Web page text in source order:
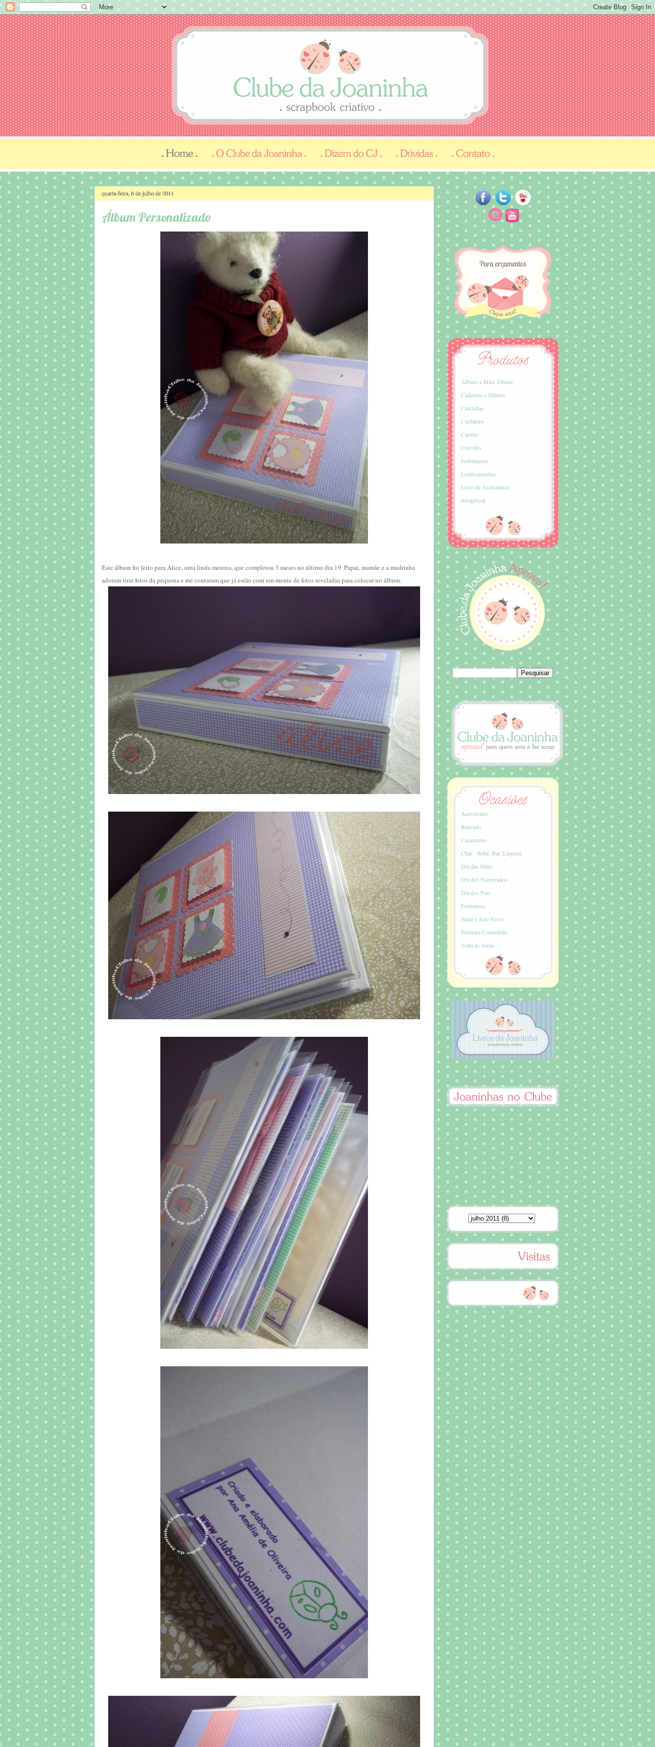
quarta-feira, 6 de julho de 2011
Álbum Personalizado
Este álbum foi feito para Alice, uma linda menina, que completou 3 meses no último dia 19. Papai, mamãe e a madrinha
adoram tirar fotos da pequena e me contaram que já estão com um monte de fotos reveladas para colocar no álbum.
Álbuns e Mini Álbuns
Cadernos e Diários
Caixinhas
Cardápios
Cartões
Convites
Embalagens
Lembrancinhas
Livro de Assinaturas
Scrapbook
Aniversário
Batizado
Casamento
Chás . Bebê, Bar, Lingerie
Dia das Mães
Dia dos Namorados
Dia dos Pais
Formatura
Natal e Ano Novo
Primeira Comunhão
Volta às Aulas